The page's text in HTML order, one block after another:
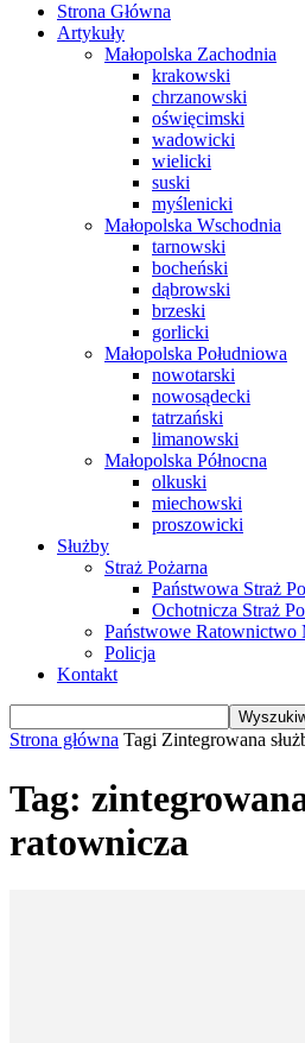
Strona Główna
Artykuły
Małopolska Zachodnia
krakowski
chrzanowski
oświęcimski
wadowicki
wielicki
suski
myślenicki
Małopolska Wschodnia
tarnowski
bocheński
dąbrowski
brzeski
gorlicki
Małopolska Południowa
nowotarski
nowosądecki
tatrzański
limanowski
Małopolska Północna
olkuski
miechowski
proszowicki
Służby
Straż Pożarna
Państwowa Straż
Ochotnicza Straż
Państwowe Ratownictwo
Policja
Kontakt
Strona główna Tagi Zintegrowana
Tag:
ratownicza